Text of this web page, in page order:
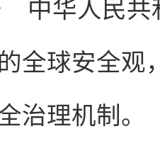
中华人民共
全球安全观
治理机制。